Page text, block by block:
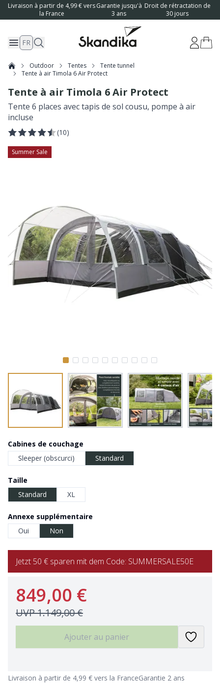
Livraison à partir de 4,99 € vers
la France
Garantie jusqu'à
3 ans
Droit de rétractation de
30 jours
FR
Outdoor Tentes
Tente tunnel
Tente à air Timola 6 Air Protect
Tente à air Timola 6 Air Protect
Tente 6 places avec tapis de sol cousu, pompe à air
incluse
(10)
Summer Sale
Cabines de couchage
Sleeper (obscurci)
Standard
Taille
Standard
XL
Annexe supplémentaire
Oui
Non
Jetzt 50 € sparen mit dem Code: SUMMERSALE50E
849,00 €
UVP1.149,00 €
Ajouter au panier
Livraison à partir de 4,99 € vers la FranceGarantie 2 ans